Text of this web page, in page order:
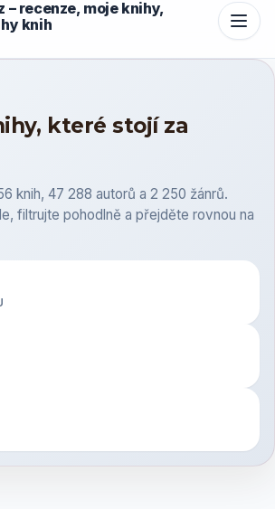
– recenze, moje knihy,
knih
které stojí za
knih, 47 288 autorů a 2 250 žánrů.
filtrujte pohodlně a přejděte rovnou na